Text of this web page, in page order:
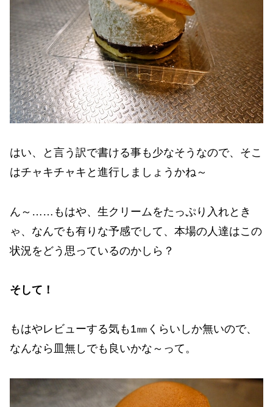
はい、と言う訳で書ける事も少なそうなので、そこ
はチャキチャキと進行しましょうかね～
ん～……もはや、生クリームをたっぷり入れとき
ゃ、なんでも有りな予感でして、本場の人達はこの
状況をどう思っているのかしら？
そして！
もはやレビューする気も1㎜くらいしか無いので、
なんなら皿無しでも良いかな～って。